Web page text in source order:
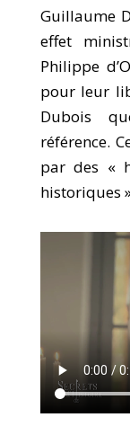
Guillaume
effet
Philippe
pour leur
Dubois
référence.
par des «
historiques